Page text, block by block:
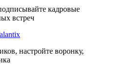
кадровые
встреч
настройте воронку,